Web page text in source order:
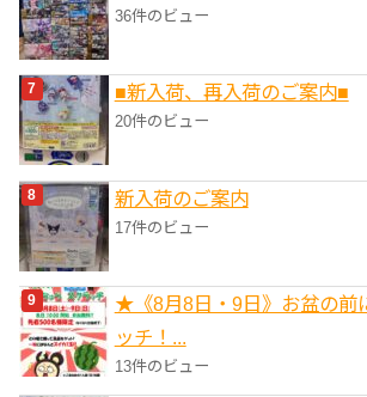
36件のビュー
■新入荷、再入荷のご案内■
20件のビュー
新入荷のご案内
17件のビュー
★《8月8日・9日》お盆の前
ッチ！...
13件のビュー